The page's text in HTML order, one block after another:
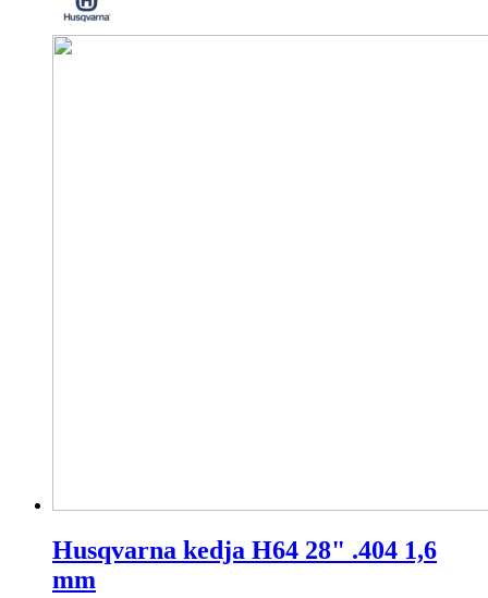
Husqvarna kedja H64 28" .404 1,6
mm